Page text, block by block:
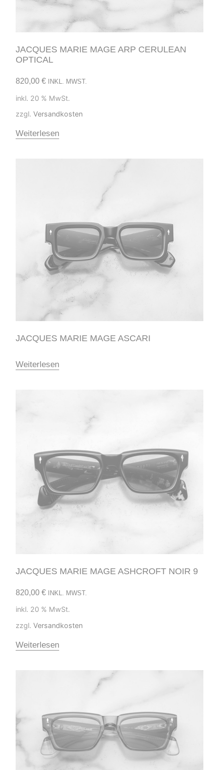
JACQUES MARIE MAGE ARP CERULEAN
OPTICAL
820,00 € INKL. MWST.
inkl. 20 % MwSt.
zzgl. Versandkosten
Weiterlesen
JACQUES MARIE MAGE ASCARI
Weiterlesen
JACQUES MARIE MAGE ASHCROFT NOIR 9
820,00 € INKL. MWST.
inkl. 20 % MwSt.
zzgl. Versandkosten
Weiterlesen